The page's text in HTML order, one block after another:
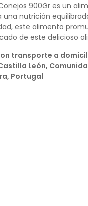
900Gr es un
una nutrición
este alimento
de este delicioso
transporte a
León,
Portugal